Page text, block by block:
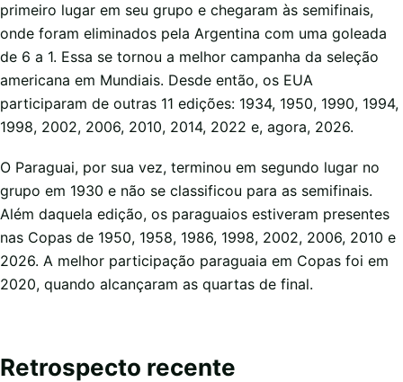
primeiro lugar em seu grupo e chegaram às semifinais,
onde foram eliminados pela Argentina com uma goleada
de 6 a 1. Essa se tornou a melhor campanha da seleção
americana em Mundiais. Desde então, os EUA
participaram de outras 11 edições: 1934, 1950, 1990, 1994,
1998, 2002, 2006, 2010, 2014, 2022 e, agora, 2026.
O Paraguai, por sua vez, terminou em segundo lugar no
grupo em 1930 e não se classificou para as semifinais.
Além daquela edição, os paraguaios estiveram presentes
nas Copas de 1950, 1958, 1986, 1998, 2002, 2006, 2010 e
2026. A melhor participação paraguaia em Copas foi em
2020, quando alcançaram as quartas de final.
Retrospecto recente